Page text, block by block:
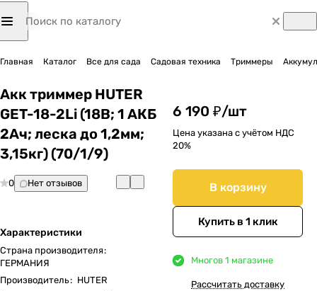
Главная Каталог Все для сада Садовая техника Триммеры
Акк триммер HUTER
GET-18-2Li (18В; 1 АКБ
2Ач; леска до 1,2мм;
3,15кг) (70/1/9)
0 Нет отзывов
Характеристики
Страна производителя:
ГЕРМАНИЯ
Производитель: HUTER
6 190 ₽/шт
Цена указана с учётом НДС
20%
В корзину
Купить в 1 клик
Многов 1 магазине
Рассчитать доставку